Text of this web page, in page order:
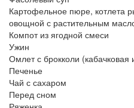
Картофельное пюре, котлета
овощной с растительным
Компот из ягодной смеси
Ужин
Омлет с брокколи
Печенье
Чай с сахаром
Перед сном